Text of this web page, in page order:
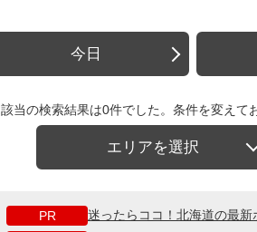
今日
該当の検索結果は0件でした。条件を変えて
エリアを選択
PR
迷ったらココ！北海道の最